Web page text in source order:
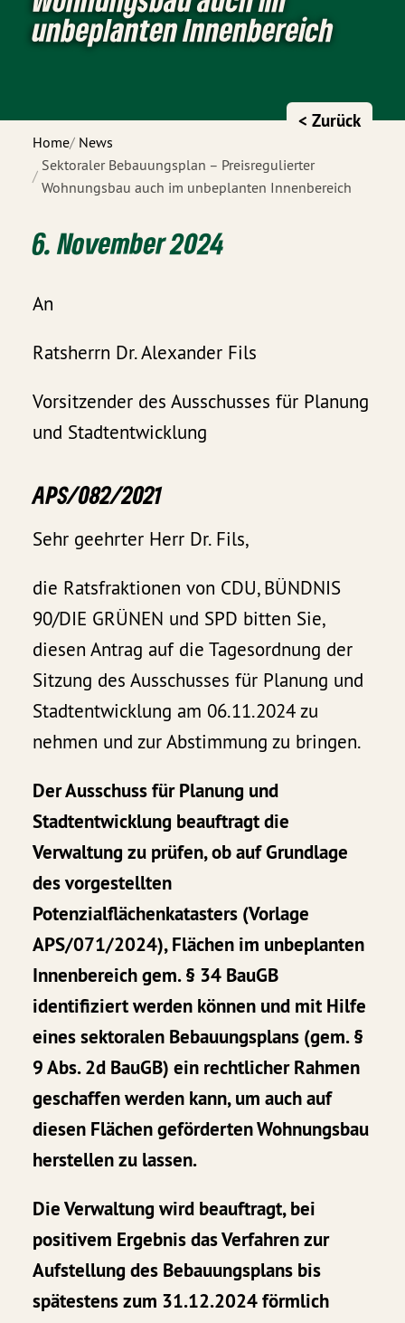
unbeplanten Innenbereich
Home News
Sektoraler Bebauungsplan – Preisregulierter
Wohnungsbau auch im unbeplanten Innenbereich
< Zurück
6. November 2024
An
Ratsherrn Dr. Alexander Fils
Vorsitzender des Ausschusses für Planung
und Stadtentwicklung
APS/082/2021
Sehr geehrter Herr Dr. Fils,
die Ratsfraktionen von CDU, BÜNDNIS
90/DIE GRÜNEN und SPD bitten Sie,
diesen Antrag auf die Tagesordnung der
Sitzung des Ausschusses für Planung und
Stadtentwicklung am 06.11.2024 zu
nehmen und zur Abstimmung zu bringen.
Der Ausschuss für Planung und
Stadtentwicklung beauftragt die
Verwaltung zu prüfen, ob auf Grundlage
des vorgestellten
Potenzialflächenkatasters (Vorlage
APS/071/2024), Flächen im unbeplanten
Innenbereich gem. § 34 BauGB
identifiziert werden können und mit Hilfe
eines sektoralen Bebauungsplans (gem. §
9 Abs. 2d BauGB) ein rechtlicher Rahmen
geschaffen werden kann, um auch auf
diesen Flächen geförderten Wohnungsbau
herstellen zu lassen.
Die Verwaltung wird beauftragt, bei
positivem Ergebnis das Verfahren zur
Aufstellung des Bebauungsplans bis
spätestens zum 31.12.2024 förmlich